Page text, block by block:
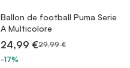
Ballon de football Puma Serie
A Multicolore
24,99 €29,99 €
-17%